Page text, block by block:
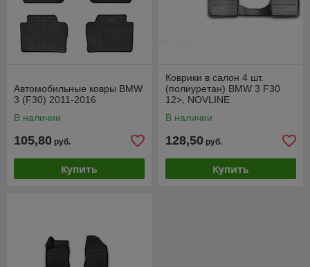
Автомобильные ковры BMW
3 (F30) 2011-2016
В наличии
105,80 руб.
Купить
Коврики в салон 4 шт.
(полиуретан) BMW 3 F30
12>, NOVLINE
В наличии
128,50 руб.
Купить